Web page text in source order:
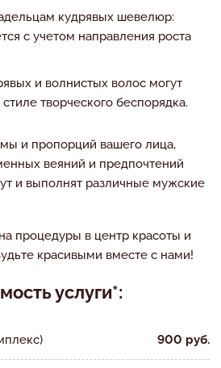
кудрявых шевелюр:
с учетом направления роста
и волнистых волос могут
творческого беспорядка.
и пропорций вашего лица,
веяний и предпочтений
и выполнят различные мужские
процедуры в центр красоты и
красивыми вместе с нами!
услуги*:
900 руб.